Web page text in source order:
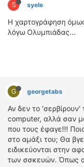
S syele
Η χαρτογράφηση όμως
λόγω Ολυμπιάδας...
G georgetabs
Αν δεν το
computer, αλλά σαν
που τους έφαγε!!!
στο αμάξι του; Θα
ειδικεύονται στην
των σσκευών. Όπως